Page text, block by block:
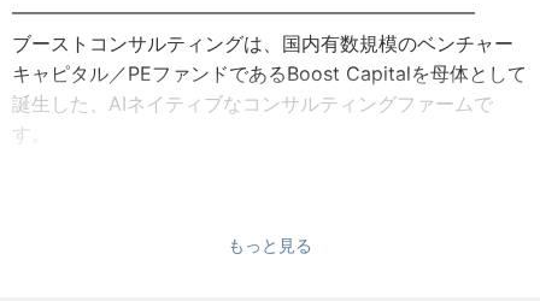
━━━━━━━━━━━━━━━━━━━━━━━━
ブーストコンサルティングは、国内有数規模のベンチャー
キャピタル／PEファンドであるBoost Capitalを母体として
誕生した、AIネイティブなコンサルティングファームで
す。
エコシステムを活かした投資先支援・起業・PE／M&A投資
もっと見る